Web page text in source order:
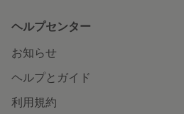
ヘルプセンター
お知らせ
ヘルプとガイド
利用規約